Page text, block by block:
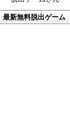
最新無料脱出ゲーム